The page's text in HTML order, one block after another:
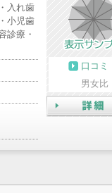
入れ歯
小児歯
診療・
口コミ
男女比